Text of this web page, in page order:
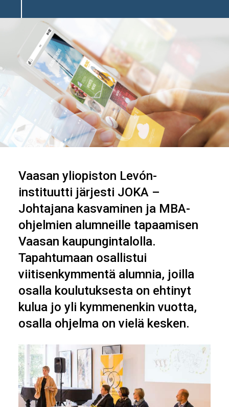
Vaasan yliopiston Levón-
instituutti järjesti JOKA –
Johtajana kasvaminen ja MBA-
ohjelmien alumneille tapaamisen
Vaasan kaupungintalolla.
Tapahtumaan osallistui
viitisenkymmentä alumnia, joilla
osalla koulutuksesta on ehtinyt
kulua jo yli kymmenenkin vuotta,
osalla ohjelma on vielä kesken.